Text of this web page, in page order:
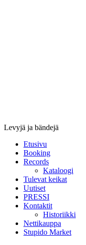
Levyjä ja bändejä
Etusivu
Booking
Records
Kataloogi
Tulevat keikat
Uutiset
PRESSI
Kontaktit
Historiikki
Nettikauppa
Stupido Market